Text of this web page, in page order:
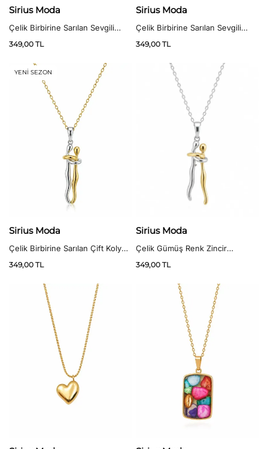
Sirius Moda
Çelik Birbirine Sarılan Sevgili
349,00 TL
Sirius Moda
Çelik Birbirine Sarılan Sevgili
349,00 TL
YENİ SEZON
Sirius Moda
Çelik Birbirine Sarılan Çift Kolyesi
349,00 TL
Sirius Moda
Çelik Gümüş Renk Zincir
349,00 TL